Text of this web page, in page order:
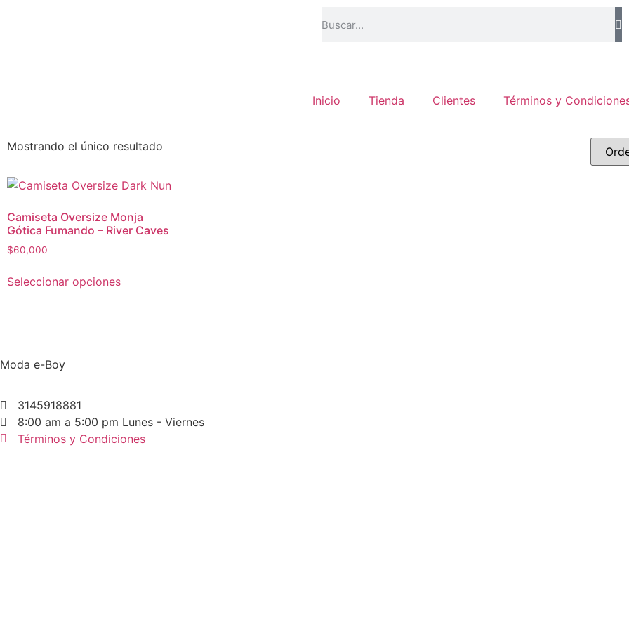
Inicio Tienda Clientes Términos y
Mostrando el único resultado
Camiseta Oversize Monja
Gótica Fumando – River Caves
$60,000
Seleccionar opciones
Moda e-Boy
3145918881
8:00 am a 5:00 pm Lunes - Viernes
Términos y Condiciones